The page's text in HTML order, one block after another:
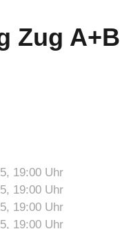
Zug A+B
, 19:00 Uhr
, 19:00 Uhr
, 19:00 Uhr
, 19:00 Uhr